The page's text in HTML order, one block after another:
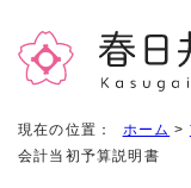
現在の位置： ホーム >
会計当初予算説明書